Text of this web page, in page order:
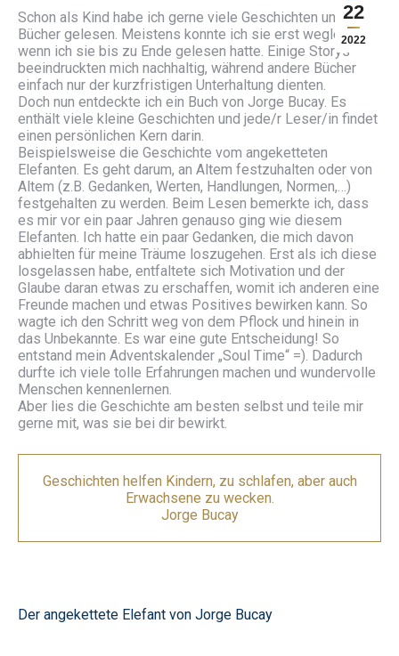
22
2022
Schon als Kind habe ich gerne viele Geschichten und
Bücher gelesen. Meistens konnte ich sie erst weglegen,
wenn ich sie bis zu Ende gelesen hatte. Einige Storys
beeindruckten mich nachhaltig, während andere Bücher
einfach nur der kurzfristigen Unterhaltung dienten.
Doch nun entdeckte ich ein Buch von Jorge Bucay. Es
enthält viele kleine Geschichten und jede/r Leser/in findet
einen persönlichen Kern darin.
Beispielsweise die Geschichte vom angeketteten
Elefanten. Es geht darum, an Altem festzuhalten oder von
Altem (z.B. Gedanken, Werten, Handlungen, Normen,…)
festgehalten zu werden. Beim Lesen bemerkte ich, dass
es mir vor ein paar Jahren genauso ging wie diesem
Elefanten. Ich hatte ein paar Gedanken, die mich davon
abhielten für meine Träume loszugehen. Erst als ich diese
losgelassen habe, entfaltete sich Motivation und der
Glaube daran etwas zu erschaffen, womit ich anderen eine
Freunde machen und etwas Positives bewirken kann. So
wagte ich den Schritt weg von dem Pflock und hinein in
das Unbekannte. Es war eine gute Entscheidung! So
entstand mein Adventskalender „Soul Time“ =). Dadurch
durfte ich viele tolle Erfahrungen machen und wundervolle
Menschen kennenlernen.
Aber lies die Geschichte am besten selbst und teile mir
gerne mit, was sie bei dir bewirkt.
Geschichten helfen Kindern, zu schlafen, aber auch
Erwachsene zu wecken.
Jorge Bucay
Der angekettete Elefant von Jorge Bucay